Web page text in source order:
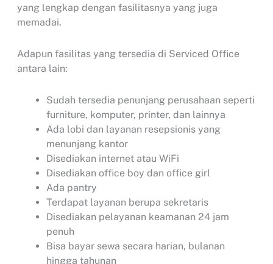
yang lengkap dengan fasilitasnya yang juga
memadai.
Adapun fasilitas yang tersedia di Serviced Office
antara lain:
Sudah tersedia penunjang perusahaan seperti
furniture, komputer, printer, dan lainnya
Ada lobi dan layanan resepsionis yang
menunjang kantor
Disediakan internet atau WiFi
Disediakan office boy dan office girl
Ada pantry
Terdapat layanan berupa sekretaris
Disediakan pelayanan keamanan 24 jam
penuh
Bisa bayar sewa secara harian, bulanan
hingga tahunan